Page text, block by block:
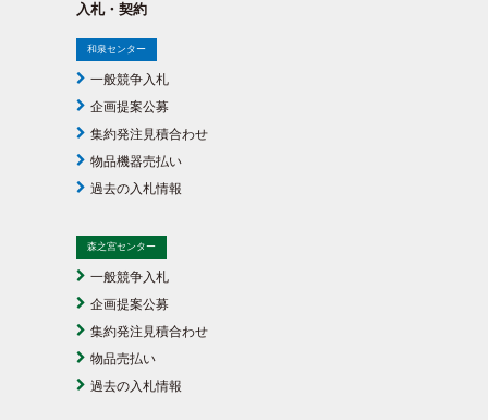
入札・契約
和泉センター
一般競争入札
企画提案公募
集約発注見積合わせ
物品機器売払い
過去の入札情報
森之宮センター
一般競争入札
企画提案公募
集約発注見積合わせ
物品売払い
過去の入札情報